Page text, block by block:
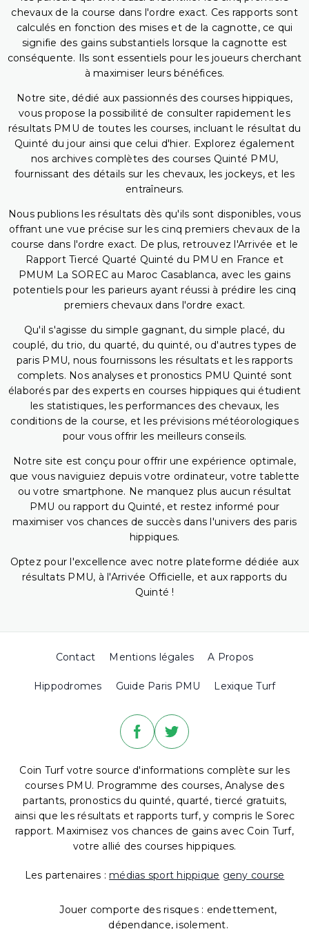
chevaux de la course dans l'ordre exact. Ces rapports sont
calculés en fonction des mises et de la cagnotte, ce qui
signifie des gains substantiels lorsque la cagnotte est
conséquente. Ils sont essentiels pour les joueurs cherchant
à maximiser leurs bénéfices.
Notre site, dédié aux passionnés des courses hippiques,
vous propose la possibilité de consulter rapidement les
résultats PMU de toutes les courses, incluant le résultat du
Quinté du jour ainsi que celui d'hier. Explorez également
nos archives complètes des courses Quinté PMU,
fournissant des détails sur les chevaux, les jockeys, et les
entraîneurs.
Nous publions les résultats dès qu'ils sont disponibles, vous
offrant une vue précise sur les cinq premiers chevaux de la
course dans l'ordre exact. De plus, retrouvez l'Arrivée et le
Rapport Tiercé Quarté Quinté du PMU en France et
PMUM La SOREC au Maroc Casablanca, avec les gains
potentiels pour les parieurs ayant réussi à prédire les cinq
premiers chevaux dans l'ordre exact.
Qu'il s'agisse du simple gagnant, du simple placé, du
couplé, du trio, du quarté, du quinté, ou d'autres types de
paris PMU, nous fournissons les résultats et les rapports
complets. Nos analyses et pronostics PMU Quinté sont
élaborés par des experts en courses hippiques qui étudient
les statistiques, les performances des chevaux, les
conditions de la course, et les prévisions météorologiques
pour vous offrir les meilleurs conseils.
Notre site est conçu pour offrir une expérience optimale,
que vous naviguiez depuis votre ordinateur, votre tablette
ou votre smartphone. Ne manquez plus aucun résultat
PMU ou rapport du Quinté, et restez informé pour
maximiser vos chances de succès dans l'univers des paris
hippiques.
Optez pour l'excellence avec notre plateforme dédiée aux
résultats PMU, à l'Arrivée Officielle, et aux rapports du
Quinté !
Contact Mentions légales A Propos
Hippodromes Guide Paris PMU Lexique Turf
Coin Turf votre source d'informations complète sur les
courses PMU. Programme des courses, Analyse des
partants, pronostics du quinté, quarté, tiercé gratuits,
ainsi que les résultats et rapports turf, y compris le Sorec
rapport. Maximisez vos chances de gains avec Coin Turf,
votre allié des courses hippiques.
Les partenaires : médias sport hippique geny course
Jouer comporte des risques : endettement,
dépendance, isolement.